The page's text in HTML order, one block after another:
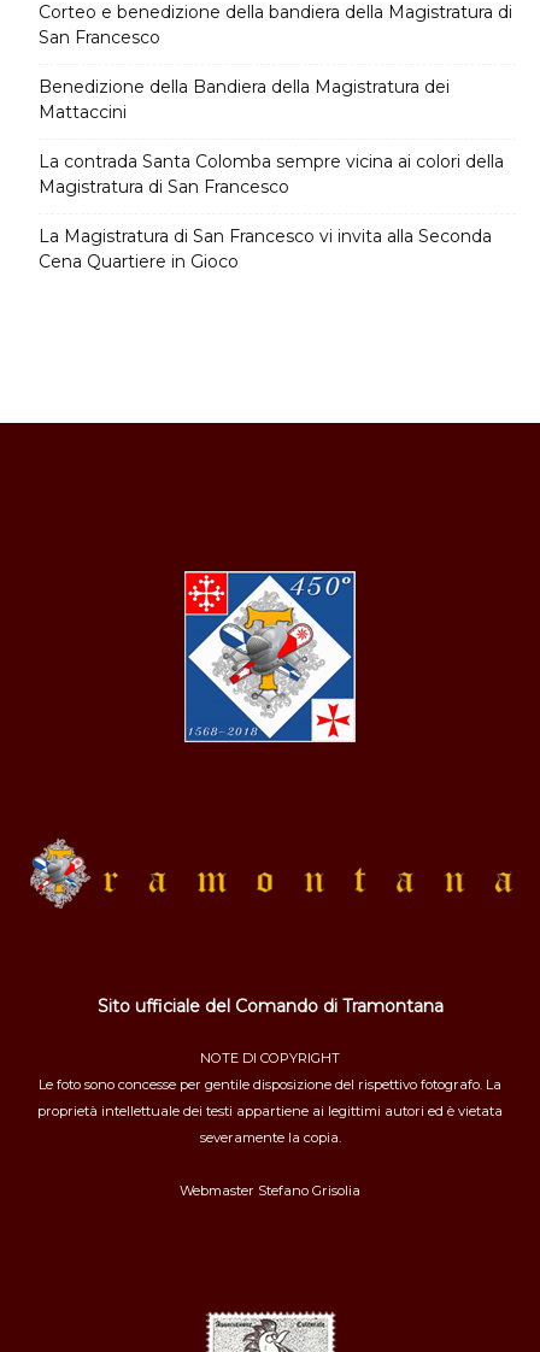
Corteo e benedizione della bandiera della Magistratura di
San Francesco
Benedizione della Bandiera della Magistratura dei
Mattaccini
La contrada Santa Colomba sempre vicina ai colori della
Magistratura di San Francesco
La Magistratura di San Francesco vi invita alla Seconda
Cena Quartiere in Gioco
Sito ufficiale del Comando di Tramontana
NOTE DI COPYRIGHT
Le foto sono concesse per gentile disposizione del rispettivo fotografo. La
proprietà intellettuale dei testi appartiene ai legittimi autori ed è vietata
severamente la copia.
Webmaster Stefano Grisolia